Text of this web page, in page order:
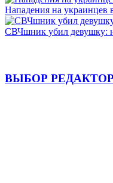
Нападения на
СВЧшник убил девушку:
ВЫБОР